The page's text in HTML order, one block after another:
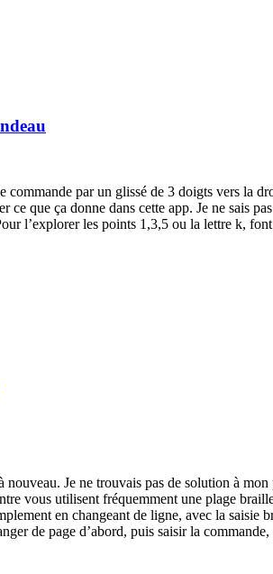
commande par un glissé de 3 doigts vers la
ce que ça donne dans cette app. Je ne sais
l’explorer les points 1,3,5 ou la lettre k,
nouveau. Je ne trouvais pas de solution à
vous utilisent fréquemment une plage
en changeant de ligne, avec la
de page d’abord, puis saisir la